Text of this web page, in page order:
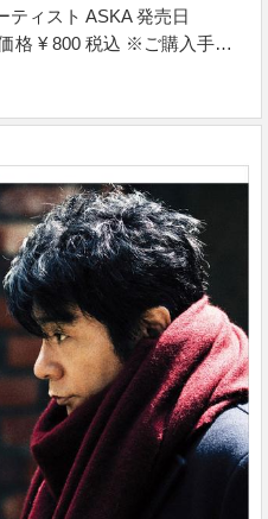
ティスト ASKA 発売日
格 ¥ 800 税込 ※ご購入手続
んだベスト盤『We are the
ト。全38ページ。 ■収録コン
ツ ・散文詩＆全曲歌詞 ・音
りおろし写真 ファ...